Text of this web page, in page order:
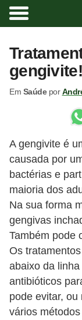
gengivite!
Em Saúdepor
A gengivite é
causada por
bactérias e
maioria dos
Na sua forma
gengivas
Também pode
Os
abaixo da
antibióticos
pode evitar,
vários
A
i
v
i
d
e
f
í
s
i
c
a
B
e